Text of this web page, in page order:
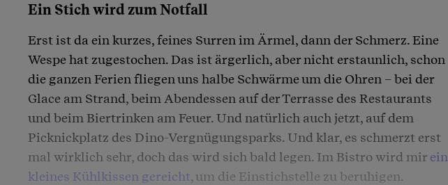
Ein Stich wird zum Notfall
Erst ist da ein kurzes, feines Surren im Ärmel, dann der Schmerz. Eine
Wespe hat zugestochen. Das ist ärgerlich, aber nicht erstaunlich, schon
die ganzen Ferien fliegen uns halbe Schwärme um die Ohren – bei der
Glace am Strand, beim Abendessen auf der Terrasse des Restaurants
und beim Biertrinken am Feuer. Und natürlich auch jetzt, auf dem
Picknickplatz des Dino-Vergnügungsparks. Und klar, es schmerzt erst
mal wirklich sehr, doch das wird sich bald legen. Im Bistro wird mir ein
kleines Kühlkissen gereicht, um die Einstichstelle zu beruhigen.